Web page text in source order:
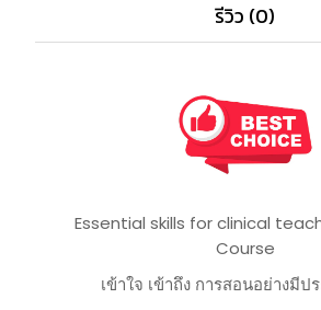
รีวิว (0)
Essential skills for clinical
Course
เข้าใจ เข้าถึง การสอนอย่างมีป